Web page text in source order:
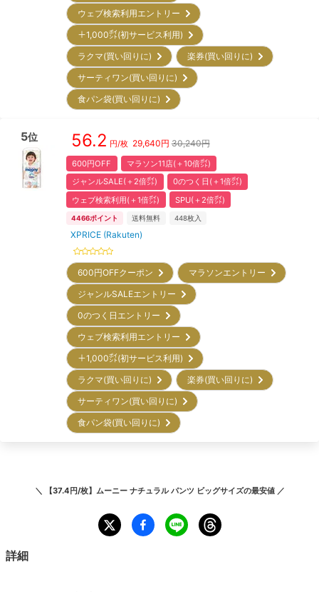
ウェブ検索利用エントリー
＋1,000㌽(初サービス利用)
ラクマ(買い回りに)
楽券(買い回りに)
サーティワン(買い回りに)
食パン袋(買い回りに)
5位 56.2 円/枚 29,640円 30,240円
600円OFF
マラソン11店(＋10倍㌽)
ジャンルSALE(＋2倍㌽)
0のつく日(＋1倍㌽)
ウェブ検索利用(＋1倍㌽)
SPU(＋2倍㌽)
4466ポイント 送料無料 448枚入
XPRICE (Rakuten)
600円OFFクーポン
マラソンエントリー
ジャンルSALEエントリー
0のつく日エントリー
ウェブ検索利用エントリー
＋1,000㌽(初サービス利用)
ラクマ(買い回りに)
楽券(買い回りに)
サーティワン(買い回りに)
食パン袋(買い回りに)
＼ 【37.4円/枚】ムーニー ナチュラル パンツ ビッグサイズの最安値 ／
詳細